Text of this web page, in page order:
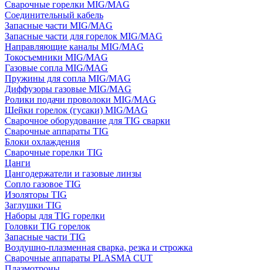
Сварочные горелки MIG/MAG
Соединительный кабель
Запасные части MIG/MAG
Запасные части для горелок MIG/MAG
Направляющие каналы MIG/MAG
Токосъемники MIG/MAG
Газовые сопла MIG/MAG
Пружины для сопла MIG/MAG
Диффузоры газовые MIG/MAG
Ролики подачи проволоки MIG/MAG
Шейки горелок (гусаки) MIG/MAG
Сварочное оборудование для TIG сварки
Сварочные аппараты TIG
Блоки охлаждения
Сварочные горелки TIG
Цанги
Цангодержатели и газовые линзы
Сопло газовое TIG
Изоляторы TIG
Заглушки TIG
Наборы для TIG горелки
Головки TIG горелок
Запасные части TIG
Воздушно-плазменная сварка, резка и строжка
Сварочные аппараты PLASMA CUT